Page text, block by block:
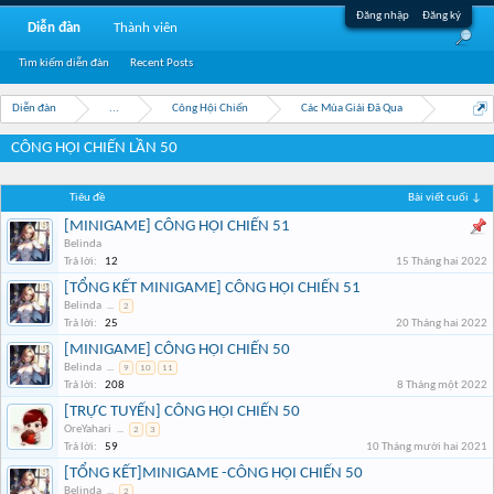
Đăng nhập Đăng ký
Diễn đàn ... Công Hội Chiến Các Mùa Giải Đã Qua
CÔNG HỘI CHIẾN LẦN 50
Tiêu đề Bài viết cuối ↓
[MINIGAME] CÔNG HỘI CHIẾN 51
Belinda
Trả lời:
12 15 Tháng hai 2022
[TỔNG KẾT MINIGAME] CÔNG HỘI CHIẾN 51
Belinda ... 2
Trả lời: 25 20 Tháng hai 2022
[MINIGAME] CÔNG HỘI CHIẾN 50
Belinda ... 9 10 11
Trả lời: 208 8 Tháng một 2022
[TRỰC TUYẾN] CÔNG HỘI CHIẾN 50
OreYahari ... 2 3
Trả lời: 59 10 Tháng mười hai 2021
[TỔNG KẾT]MINIGAME -CÔNG HỘI CHIẾN 50
Belinda ... 2
Diễn đàn
Tìm kiếm diễn đàn Recent Posts
Thành viên